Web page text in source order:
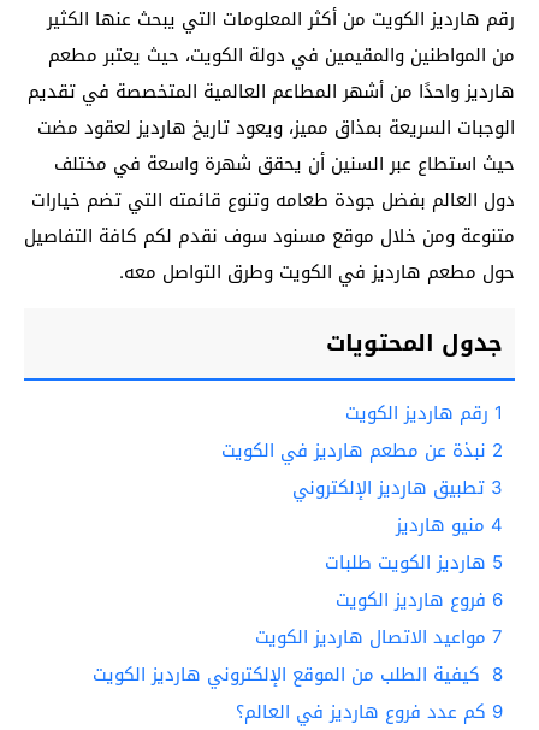
رقم هارديز الكويت من أكثر المعلومات التي يبحث عنها الكثير
من المواطنين والمقيمين في دولة الكويت، حيث يعتبر مطعم
هارديز واحدًا من أشهر المطاعم العالمية المتخصصة في تقديم
الوجبات السريعة بمذاق مميز، ويعود تاريخ هارديز لعقود مضت
حيث استطاع عبر السنين أن يحقق شهرة واسعة في مختلف
دول العالم بفضل جودة طعامه وتنوع قائمته التي تضم خيارات
متنوعة ومن خلال موقع مسنود سوف نقدم لكم كافة التفاصيل
حول مطعم هارديز في الكويت وطرق التواصل معه.
جدول المحتويات
1 رقم هارديز الكويت
2 نبذة عن مطعم هارديز في الكويت
3 تطبيق هارديز الإلكتروني
4 منيو هارديز
5 هارديز الكويت طلبات
6 فروع هارديز الكويت
7 مواعيد الاتصال هارديز الكويت
8 كيفية الطلب من الموقع الإلكتروني هارديز الكويت
9 كم عدد فروع هارديز في العالم؟